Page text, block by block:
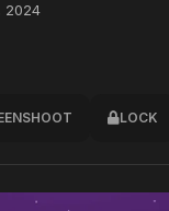
2024
LOCK